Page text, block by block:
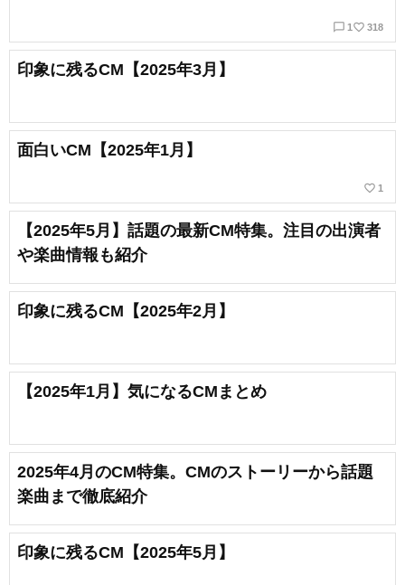
chat_bubble_outline 1 favorite_border 318
印象に残るCM【2025年3月】
面白いCM【2025年1月】
favorite_border 1
【2025年5月】話題の最新CM特集。注目の出演者
や楽曲情報も紹介
印象に残るCM【2025年2月】
【2025年1月】気になるCMまとめ
2025年4月のCM特集。CMのストーリーから話題
楽曲まで徹底紹介
印象に残るCM【2025年5月】